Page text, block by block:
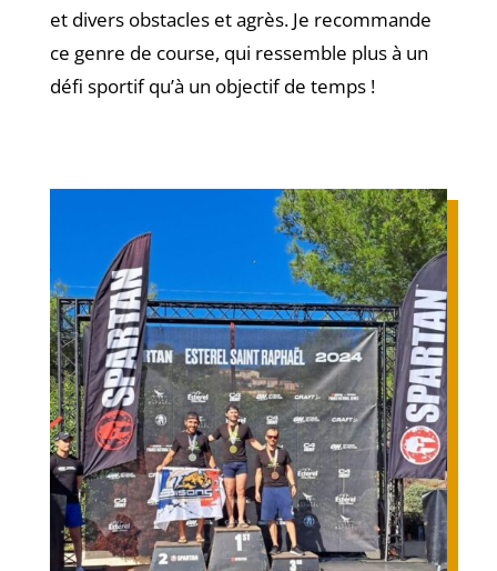
et divers obstacles et agrès. Je recommande
ce genre de course, qui ressemble plus à un
défi sportif qu’à un objectif de temps !